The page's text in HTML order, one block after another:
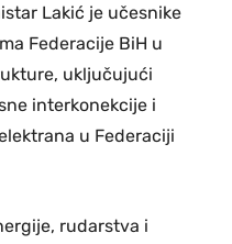
Lakić je učesnike
Federacije BiH u
uključujući
interkonekcije i
u Federaciji
rudarstva i